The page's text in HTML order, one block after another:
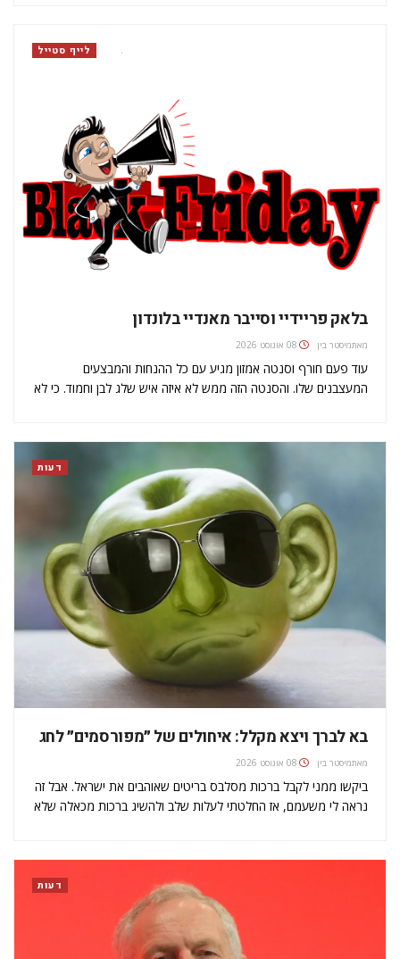
לייף סטייל
בלאק פריידיי וסייבר מאנדיי בלונדון
מאתמיסטר בין 08 אוגוסט 2026
עוד פעם חורף וסנטה אמזון מגיע עם כל ההנחות והמבצעים
המעצבנים שלו. והסנטה הזה ממש לא איזה איש שלג לבן וחמוד. כי לא
דעות
בא לברך ויצא מקלל: איחולים של ״מפורסמים״ לחג
מאתמיסטר בין 08 אוגוסט 2026
ביקשו ממני לקבל ברכות מסלבס בריטים שאוהבים את ישראל. אבל זה
נראה לי משעמם, אז החלטתי לעלות שלב ולהשיג ברכות מכאלה שלא
דעות